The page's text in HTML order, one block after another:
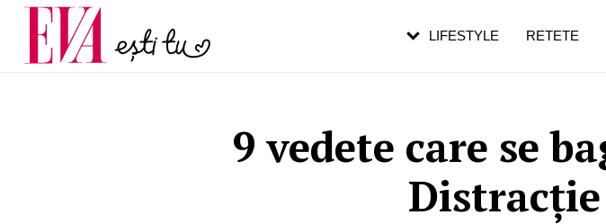
9 vedete care se
LIFESTYLE RETETE
Carieră
Actualitate
pe